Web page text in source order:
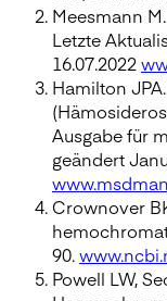
Meesmann
Letzte
16.07.2022
Hamilton
Ausgabe für
geändert
Crownover
90.
Powell LW,